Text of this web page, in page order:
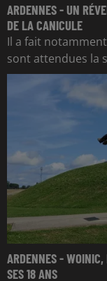
ARDENNES - UN
DE LA CANICULE
Il a fait
sont attendues la
ARDENNES - WOINIC,
SES 18 ANS